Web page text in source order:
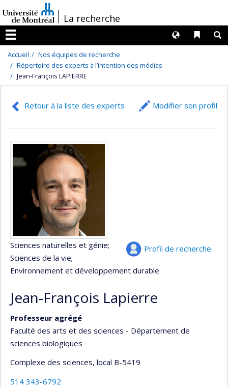
au
contenu
/La recherche
Menu
Liens
Langues
Accueil
Nos équipes de recherche
Répertoire des experts à l’intention des médias
Jean-François LAPIERRE
Retour à la liste des experts Modifier son profil
Profil de recherche
Sciences naturelles et génie;
Sciences de la vie;
Environnement et développement durable
Jean-François Lapierre
Professeur agrégé
Faculté des arts et des sciences - Département de
sciences biologiques
Complexe des sciences, local B-5419
514 343-6792